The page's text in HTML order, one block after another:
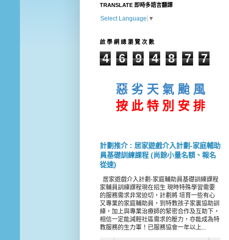
TRANSLATE 即時多語言翻譯
Select Language ▼
啟 學 網 總 瀏 覽 次 數
4 6 9 4 8 7 7
惡 劣 天 氣 颱 風
按 此 特 別 安 排
計劃推介 : 居家遊戲介入計劃-家庭輔助
員基礎訓練課程 (尚餘小量名額、報名
從速)
居家遊戲介入計劃-家庭輔助員基礎訓練課程
家輔員訓練課程現在招生 現時特殊學習需要
的服務需求非常迫切，計劃將 培育一些有心
又專業的家庭輔助員，到特教孩子家裏協助訓
練，加上與專業治療師的緊密合作及互助下，
相信一定能減輕社區需求的壓力，亦能成為特
教服務的生力軍！已服務協會一年以上...